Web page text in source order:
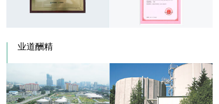
业道酬精